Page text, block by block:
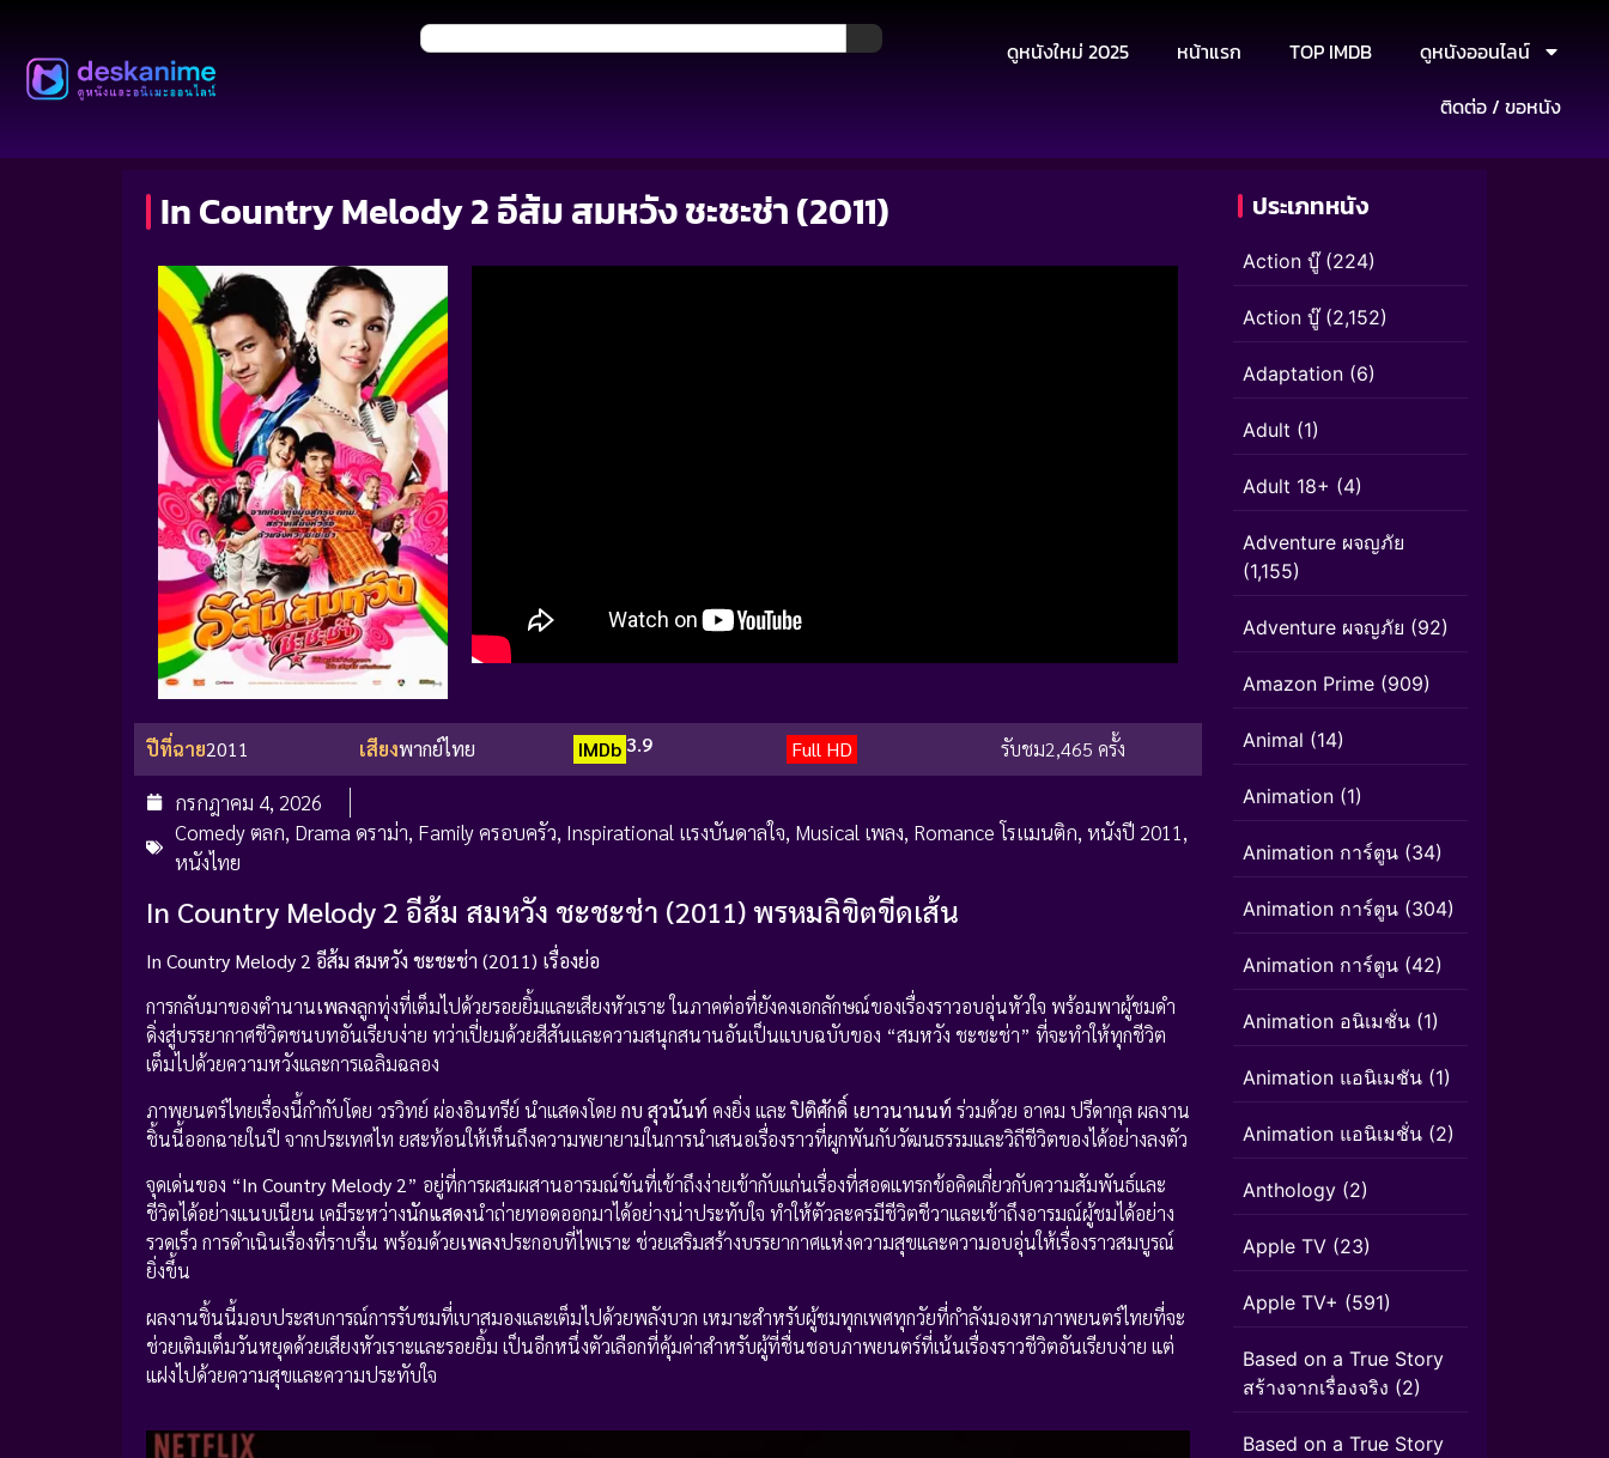
ดูหนังใหม่ 2025 หน้าแรก TOP IMDB
ดูหนังออนไลน์
ติดต่อ / ขอหนัง
In Country Melody 2 อีส้ม สมหวัง ชะชะช่า (2011)
ปีที่ฉาย2011 เสียงพากย์ไทย IMDb3.9 Full HD รับชม2,465 ครั้ง
กรกฎาคม 4, 2026
Comedy ตลก, Drama ดราม่า, Family ครอบครัว, Inspirational แรงบันดาลใจ, Musical เพลง, Romance โรแมนติก, หนังปี 2011 ,
หนังไทย
In Country Melody 2 อีส้ม สมหวัง ชะชะช่า (2011) พรหมลิขิตขีดเส้น
In Country Melody 2 อีส้ม สมหวัง ชะชะช่า (2011) เรื่องย่อ
การกลับมาของตำนานเพลงลูกทุ่งที่เต็มไปด้วยรอยยิ้มและเสียงหัวเราะ ในภาคต่อที่ยังคงเอกลักษณ์ของเรื่องราวอบอุ่นหัวใจ พร้อมพาผู้ชมดำ
ดิ่งสู่บรรยากาศชีวิตชนบทอันเรียบง่าย ทว่าเปี่ยมด้วยสีสันและความสนุกสนานอันเป็นแบบฉบับของ “สมหวัง ชะชะช่า” ที่จะทำให้ทุกชีวิต
เต็มไปด้วยความหวังและการเฉลิมฉลอง
ภาพยนตร์ไทยเรื่องนี้กำกับโดย วรวิทย์ ผ่องอินทรีย์ นำแสดงโดย กบ สุวนันท์ คงยิ่ง และปิติศักดิ์ เยาวนานนท์ ร่วมด้วย อาคม ปรีดากุล ผลงาน
ชิ้นนี้ออกฉายในปี จากประเทศไท ยสะท้อนให้เห็นถึงความพยายามในการนำเสนอเรื่องราวที่ผูกพันกับวัฒนธรรมและวิถีชีวิตของได้อย่างลงตัว
จุดเด่นของ “In Country Melody 2” อยู่ที่การผสมผสานอารมณ์ขันที่เข้าถึงง่ายเข้ากับแก่นเรื่องที่สอดแทรกข้อคิดเกี่ยวกับความสัมพันธ์และ
ชีวิตได้อย่างแนบเนียน เคมีระหว่างนักแสดงนำถ่ายทอดออกมาได้อย่างน่าประทับใจ ทำให้ตัวละครมีชีวิตชีวาและเข้าถึงอารมณ์ผู้ชมได้อย่าง
รวดเร็ว การดำเนินเรื่องที่ราบรื่น พร้อมด้วยเพลงประกอบที่ไพเราะ ช่วยเสริมสร้างบรรยากาศแห่งความสุขและความอบอุ่นให้เรื่องราวสมบูรณ์
ยิ่งขึ้น
ผลงานชิ้นนี้มอบประสบการณ์การรับชมที่เบาสมองและเต็มไปด้วยพลังบวก เหมาะสำหรับผู้ชมทุกเพศทุกวัยที่กำลังมองหาภาพยนตร์ไทยที่จะ
ช่วยเติมเต็มวันหยุดด้วยเสียงหัวเราะและรอยยิ้ม เป็นอีกหนึ่งตัวเลือกที่คุ้มค่าสำหรับผู้ที่ชื่นชอบภาพยนตร์ที่เน้นเรื่องราวชีวิตอันเรียบง่าย แต่
แฝงไปด้วยความสุขและความประทับใจ
ประเภทหนัง
Action บู๊(224)
Action บู๊(2,152)
Adaptation (6)
Adult (1)
Adult 18+ (4)
Adventure ผจญภัย
(1,155)
Adventure ผจญภัย (92)
Amazon Prime (909)
Animal (14)
Animation (1)
Animation การ์ตูน (34)
Animation การ์ตูน (304)
Animation การ์ตูน (42)
Animation อนิเมชั่น (1)
Animation แอนิเมชัน (1)
Animation แอนิเมชั่น (2)
Anthology (2)
Apple TV (23)
Apple TV+ (591)
Based on a True Story
สร้างจากเรื่องจริง (2)
Based on a True Story